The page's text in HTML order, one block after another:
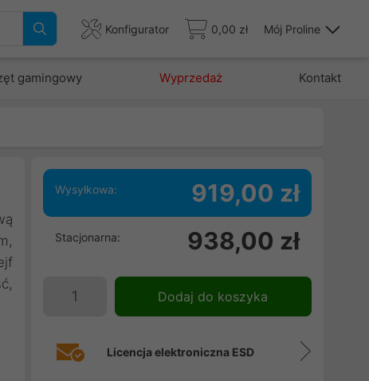
Konfigurator 0,00 zł Mój Proline
gamingowy Wyprzedaż Kontakt
Wysyłkowa: 919,00 zł
Stacjonarna: 938,00 zł
Dodaj do koszyka
Licencja elektroniczna ESD